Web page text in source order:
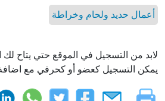
أعمال حديد ولحام وخراطة
لابد من التسجيل في الموقع حتي يتاح لك
يمكن التسجيل كعضو أو كحرفي مع